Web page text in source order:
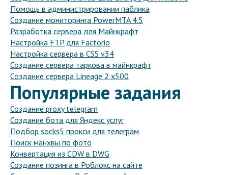
Помощь в администрировании паблика
Создание мониторинга PowerMTA 4.5
Разработка сервера для Майнкрафт
Настройка FTP для Factorio
Настройка сервера в CSS v34
Создание сервера таркова в майнкрафт
Создание сервера Lineage 2 x500
Популярные задания
Создание proxy telegram
Создание бота для Яндекс услуг
Подбор socks5 прокси для телеграм
Поиск манхвы по фото
Конвертация из CDW в DWG
Создание позинга в Роблокс на сайте